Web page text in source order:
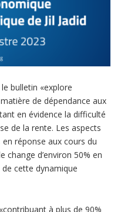
bulletin «explore
de dépendance aux
en évidence la difficulté
de la rente. Les aspects
réponse aux cours du
d’environ 50% en
cette dynamique
à plus de 90%